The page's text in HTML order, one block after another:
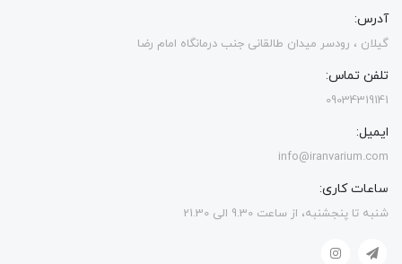
آدرس:
گیلان ، رودسر میدان طالقانی جنب درمانگاه امام رضا
تلفن تماس:
09034319141
ایمیل:
info@iranvarium.com
ساعات کاری:
شنبه تا پنجشنبه، از ساعت 9.30 الی 21.30